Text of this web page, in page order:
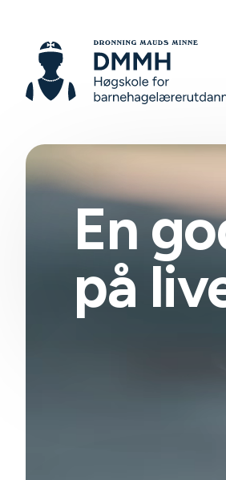
En
på